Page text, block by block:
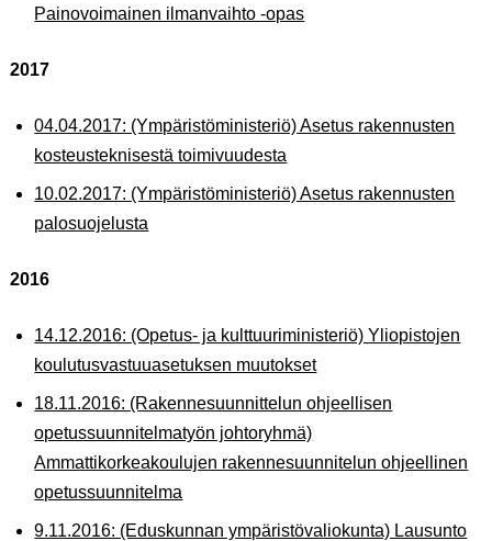
Painovoimainen ilmanvaihto -opas
2017
04.04.2017: (Ympäristöministeriö) Asetus rakennusten
kosteusteknisestä toimivuudesta
10.02.2017: (Ympäristöministeriö) Asetus rakennusten
palosuojelusta
2016
14.12.2016: (Opetus- ja kulttuuriministeriö) Yliopistojen
koulutusvastuuasetuksen muutokset
18.11.2016: (Rakennesuunnittelun ohjeellisen
opetussuunnitelmatyön johtoryhmä)
Ammattikorkeakoulujen rakennesuunnitelun ohjeellinen
opetussuunnitelma
9.11.2016: (Eduskunnan ympäristövaliokunta) Lausunto